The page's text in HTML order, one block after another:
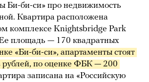
Би-би-си» про недвижимость
Квартира расположена
комплексе Knightsbridge Park
площадь — 170 квадратных
«Би-би-си», апартаменты стоят
по оценке ФБК — 200
записана на «Российскую